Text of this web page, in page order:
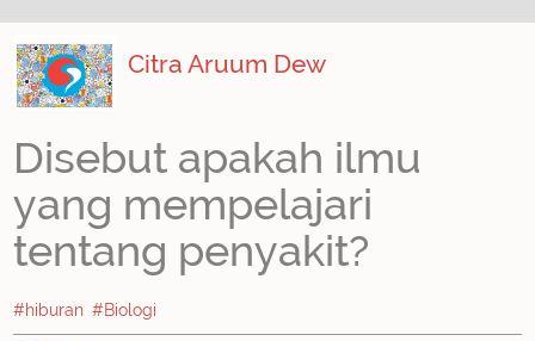
Citra Aruum Dew
Disebut apakah ilmu
yang mempelajari
tentang penyakit?
#hiburan #Biologi